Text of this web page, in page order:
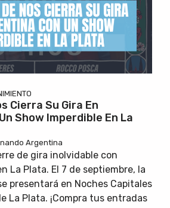
Cierra Su Gira En
Show Imperdible En La
Argentina
de gira inolvidable con
La Plata. El 7 de septiembre, la
presentará en Noches Capitales
La Plata. ¡Compra tus entradas